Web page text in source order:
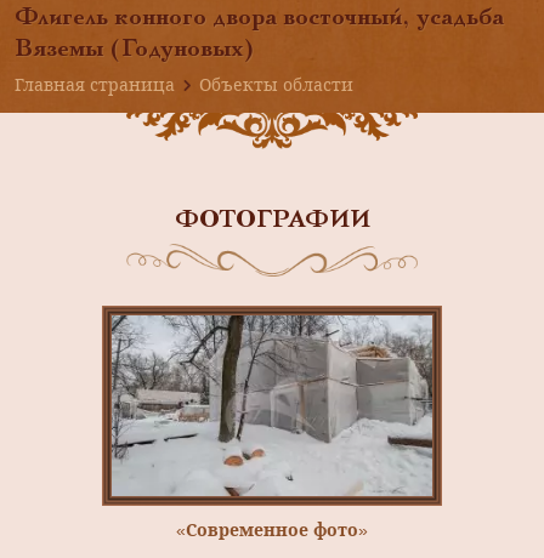
Флигель конного двора восточный, усадьба
Вяземы (Годуновых)
Главная страница
Объекты области
ФОТОГРАФИИ
«Современное фото»